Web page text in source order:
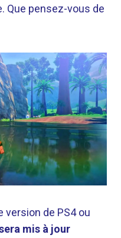
Que pensez-vous de
version de PS4 ou
mis à jour